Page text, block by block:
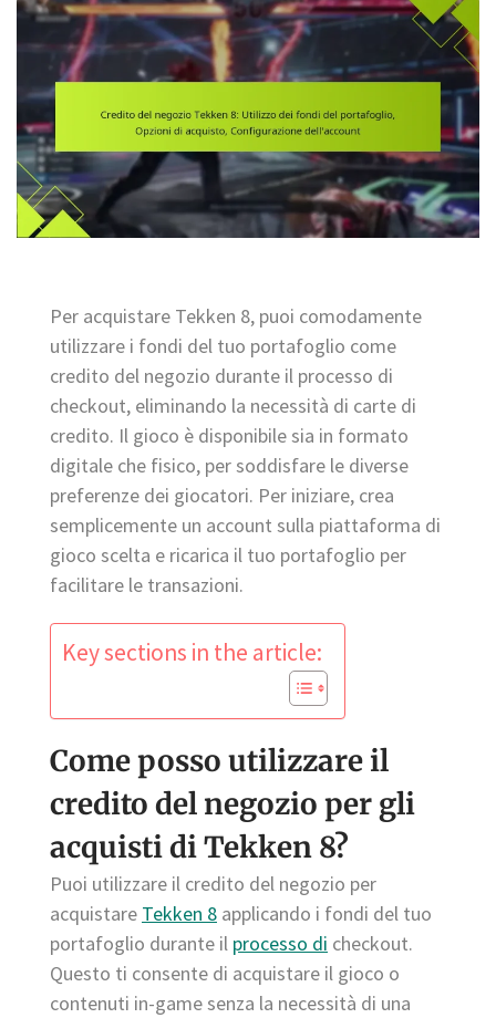
Per acquistare Tekken 8, puoi comodamente
utilizzare i fondi del tuo portafoglio come
credito del negozio durante il processo di
checkout, eliminando la necessità di carte di
credito. Il gioco è disponibile sia in formato
digitale che fisico, per soddisfare le diverse
preferenze dei giocatori. Per iniziare, crea
semplicemente un account sulla piattaforma di
gioco scelta e ricarica il tuo portafoglio per
facilitare le transazioni.
Key sections in the article:
Come posso utilizzare il
credito del negozio per gli
acquisti di Tekken 8?
Puoi utilizzare il credito del negozio per
acquistare Tekken 8 applicando i fondi del tuo
portafoglio durante il processo di checkout.
Questo ti consente di acquistare il gioco o
contenuti in-game senza la necessità di una